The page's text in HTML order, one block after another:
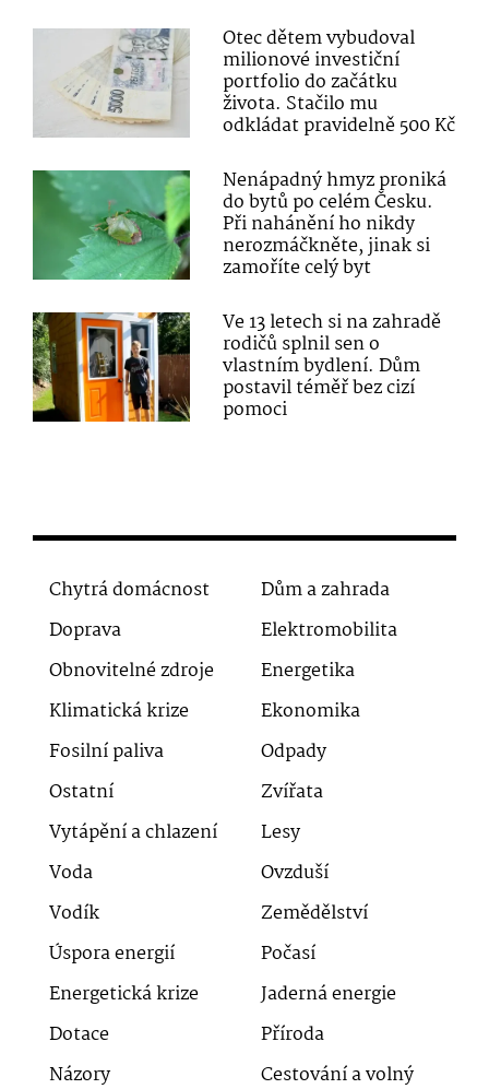
Otec dětem vybudoval
milionové investiční
portfolio do začátku
života. Stačilo mu
odkládat pravidelně 500 Kč
Nenápadný hmyz proniká
do bytů po celém Česku.
Při nahánění ho nikdy
nerozmáčkněte, jinak si
zamoříte celý byt
Ve 13 letech si na zahradě
rodičů splnil sen o
vlastním bydlení. Dům
postavil téměř bez cizí
pomoci
Chytrá domácnost
Dům a zahrada
Doprava
Elektromobilita
Obnovitelné zdroje
Energetika
Klimatická krize
Ekonomika
Fosilní paliva
Odpady
Ostatní
Zvířata
Vytápění a chlazení
Lesy
Voda
Ovzduší
Vodík
Zemědělství
Úspora energií
Počasí
Energetická krize
Jaderná energie
Dotace
Příroda
Názory
Cestování a volný